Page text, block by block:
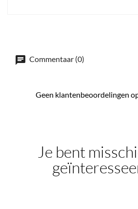
Commentaar (0)
Geen klantenbeoordelingen
Je bent